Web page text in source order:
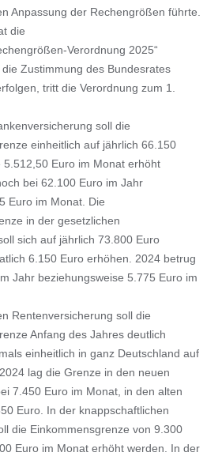
Anpassung der Rechengrößen führte.
die
Verordnung 2025“
Zustimmung des Bundesrates
tritt die Verordnung zum 1.
soll die
einheitlich auf jährlich 66.150
5.512,50 Euro im Monat erhöht
bei 62.100 Euro im Jahr
Euro im Monat. Die
in der gesetzlichen
sich auf jährlich 73.800 Euro
6.150 Euro erhöhen. 2024 betrug
Jahr beziehungsweise 5.775 Euro im
Rentenversicherung soll die
Anfang des Jahres deutlich
einheitlich in ganz Deutschland auf
lag die Grenze in den neuen
7.450 Euro im Monat, in den alten
Euro. In der knappschaftlichen
die Einkommensgrenze von 9.300
Euro im Monat erhöht werden. In der